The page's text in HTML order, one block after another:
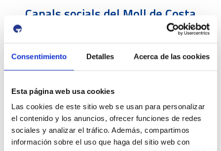
Consentimiento Detalles Acerca de las cookies
Esta página web usa cookies
Las cookies de este sitio web se usan para personalizar
el contenido y los anuncios, ofrecer funciones de redes
sociales y analizar el tráfico. Además, compartimos
información sobre el uso que haga del sitio web con
Canals socials del Moll de Costa